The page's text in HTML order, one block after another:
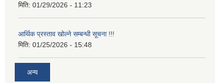
मिति: 01/29/2026 - 11:23
आर्थिक प्रस्ताव खोल्ने सम्बन्धी सूचना !!!
मिति: 01/25/2026 - 15:48
अन्य